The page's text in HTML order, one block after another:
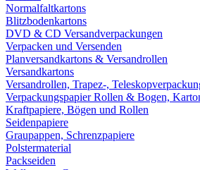
Normalfaltkartons
Blitzbodenkartons
DVD & CD Versandverpackungen
Verpacken und Versenden
Planversandkartons & Versandrollen
Versandkartons
Versandrollen, Trapez-,
Verpackungspapier Rollen & Bogen,
Kraftpapiere, Bögen und Rollen
Seidenpapiere
Graupappen, Schrenzpapiere
Polstermaterial
Packseiden